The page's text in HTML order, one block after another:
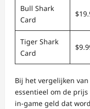
Bull Shark
Card
Tiger Shark
Card
Bij het vergelijken
essentieel om de
in-game geld dat